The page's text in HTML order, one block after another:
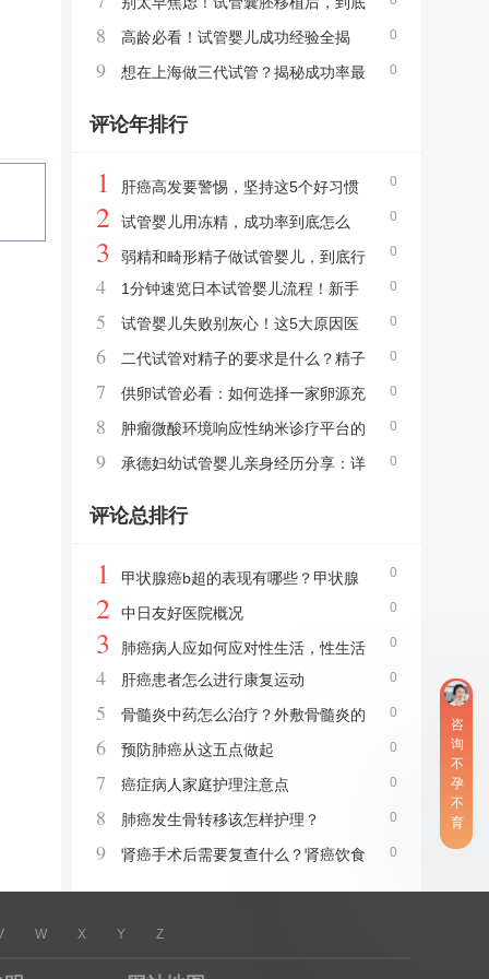
第几天才能测出来？
0
8
高龄必看！试管婴儿成功经验全揭
秘，这些关键点你掌握了吗？
0
9
想在上海做三代试管？揭秘成功率最
评论年排行
0
1
肝癌高发要警惕，坚持这5个好习惯
可预防！
0
2
试管婴儿用冻精，成功率到底怎么
样？
0
3
弱精和畸形精子做试管婴儿，到底行
不行？
0
4
1分钟速览日本试管婴儿流程！新手
必看准备事项全解析
0
5
试管婴儿失败别灰心！这5大原因医
生可能没细说
0
6
二代试管对精子的要求是什么？精子
碎片率23助孕成功率高不高
0
7
供卵试管必看：如何选择一家卵源充
足的三甲医院？
0
8
肿瘤微酸环境响应性纳米诊疗平台的
构建新思路
0
9
承德妇幼试管婴儿亲身经历分享：详
评论总排行
0
1
甲状腺癌b超的表现有哪些？甲状腺
癌的症状是什么
0
2 中日友好医院概况
0
3
肺癌病人应如何应对性生活，性生活
是否会妨碍疾病的康复或促进肿
0
4 肝癌患者怎么进行康复运动
0
5
骨髓炎中药怎么治疗？外敷骨髓炎的
草药有哪些
0
6 预防肺癌从这五点做起
0
7 癌症病人家庭护理注意点
0
8 肺癌发生骨转移该怎样护理？
0
9
肾癌手术后需要复查什么？肾癌饮食
和调养怎么注意
咨
询
不
孕
不
育
W X Y Z